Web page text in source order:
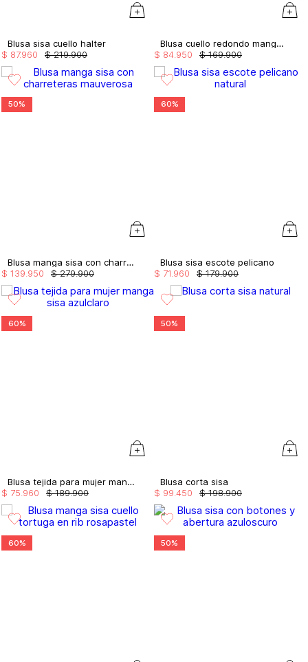
Blusa sisa cuello halter
$ 219.900
$ 87.960
Blusa cuello redondo manga sisa
$ 169.900
$ 84 950
50%
Blusa manga sisa con charreteras
$ 279.900
$ 139.950
60%
Blusa sisa escote pelicano
$ 179.900
$ 71.960
60%
Blusa tejida para mujer manga sisa
$ 189.900
$ 75 960
50%
Blusa corta sisa
$ 198.900
$ 99 450
60% 50%